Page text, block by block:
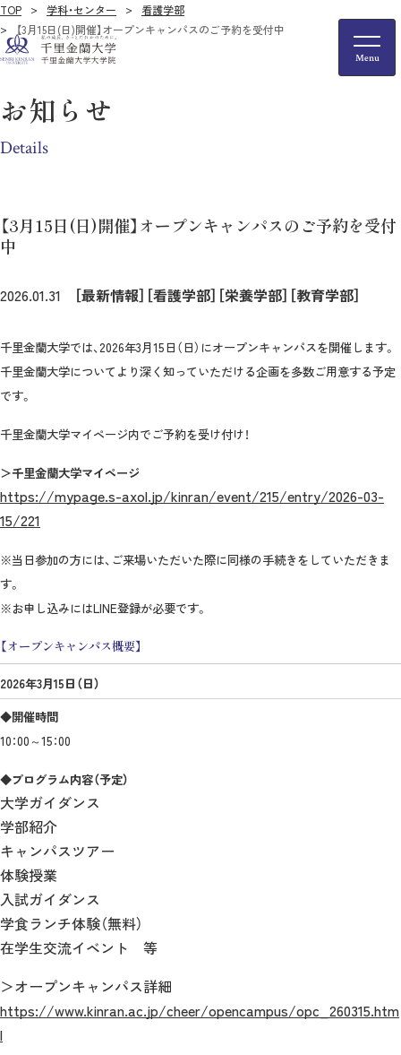
TOP 学科・センター
看護学部
【3月15日(日)開催】オープンキャンパスのご予約を受付中
お知らせ
Details
【3月15日(日)開催】オープンキャンパスのご予約を受付
中
2026.01.31 ［最新情報］ ［看護学部］ ［栄養学部］ ［教育学部］
千里金蘭大学では、2026年3月15日（日）にオープンキャンパスを開催します。
千里金蘭大学についてより深く知っていただける企画を多数ご用意する予定
です。
千里金蘭大学マイページ内でご予約を受け付け！
＞千里金蘭大学マイページ
https://mypage.s-axol.jp/kinran/event/215/entry/2026-03-
15/221
※当日参加の方には、ご来場いただいた際に同様の手続きをしていただきま
す。
※お申し込みにはLINE登録が必要です。
【オープンキャンパス概要】
2026年3月15日（日）
◆開催時間
10：00～15：00
◆プログラム内容（予定）
大学ガイダンス
学部紹介
キャンパスツアー
体験授業
入試ガイダンス
学食ランチ体験（無料）
在学生交流イベント 等
＞オープンキャンパス詳細
https://www.kinran.ac.jp/cheer/opencampus/opc_260315.htm
l